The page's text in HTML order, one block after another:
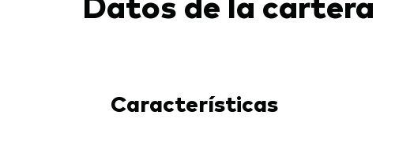
Características